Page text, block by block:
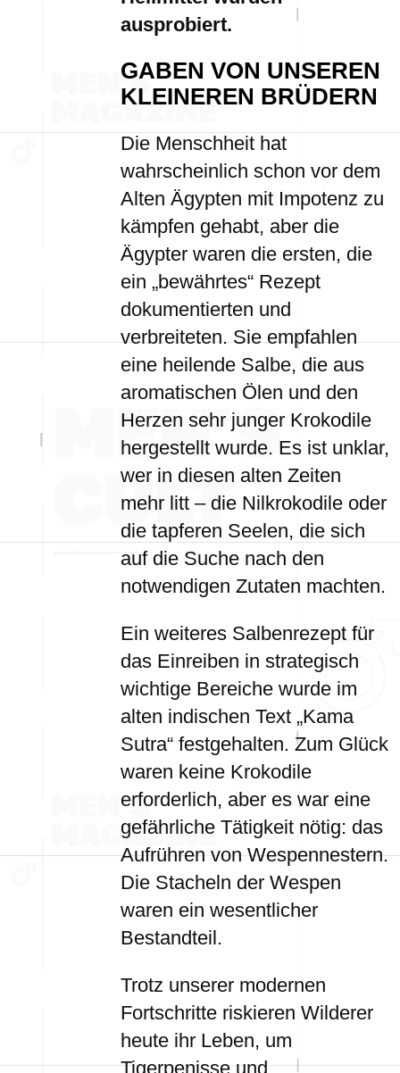
ausprobiert.
GABEN VON UNSEREN
KLEINEREN BRÜDERN
Die Menschheit hat
wahrscheinlich schon vor dem
Alten Ägypten mit Impotenz zu
kämpfen gehabt, aber die
Ägypter waren die ersten, die
ein „bewährtes“ Rezept
dokumentierten und
verbreiteten. Sie empfahlen
eine heilende Salbe, die aus
aromatischen Ölen und den
Herzen sehr junger Krokodile
hergestellt wurde. Es ist unklar,
wer in diesen alten Zeiten
mehr litt – die Nilkrokodile oder
die tapferen Seelen, die sich
auf die Suche nach den
notwendigen Zutaten machten.
Ein weiteres Salbenrezept für
das Einreiben in strategisch
wichtige Bereiche wurde im
alten indischen Text „Kama
Sutra“ festgehalten. Zum Glück
waren keine Krokodile
erforderlich, aber es war eine
gefährliche Tätigkeit nötig: das
Aufrühren von Wespennestern.
Die Stacheln der Wespen
waren ein wesentlicher
Bestandteil.
Trotz unserer modernen
Fortschritte riskieren Wilderer
heute ihr Leben, um
Tigerpenisse und